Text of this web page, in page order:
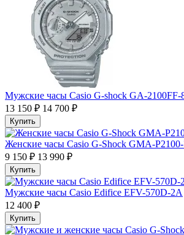
Мужские часы Casio G-shock GA-2100FF-
13 150 ₽ 14 700 ₽
Купить
Женские часы Casio G-Shock GMA-
9 150 ₽ 13 990 ₽
Купить
Мужские часы Casio Edifice EFV-570D-2A
12 400 ₽
Купить